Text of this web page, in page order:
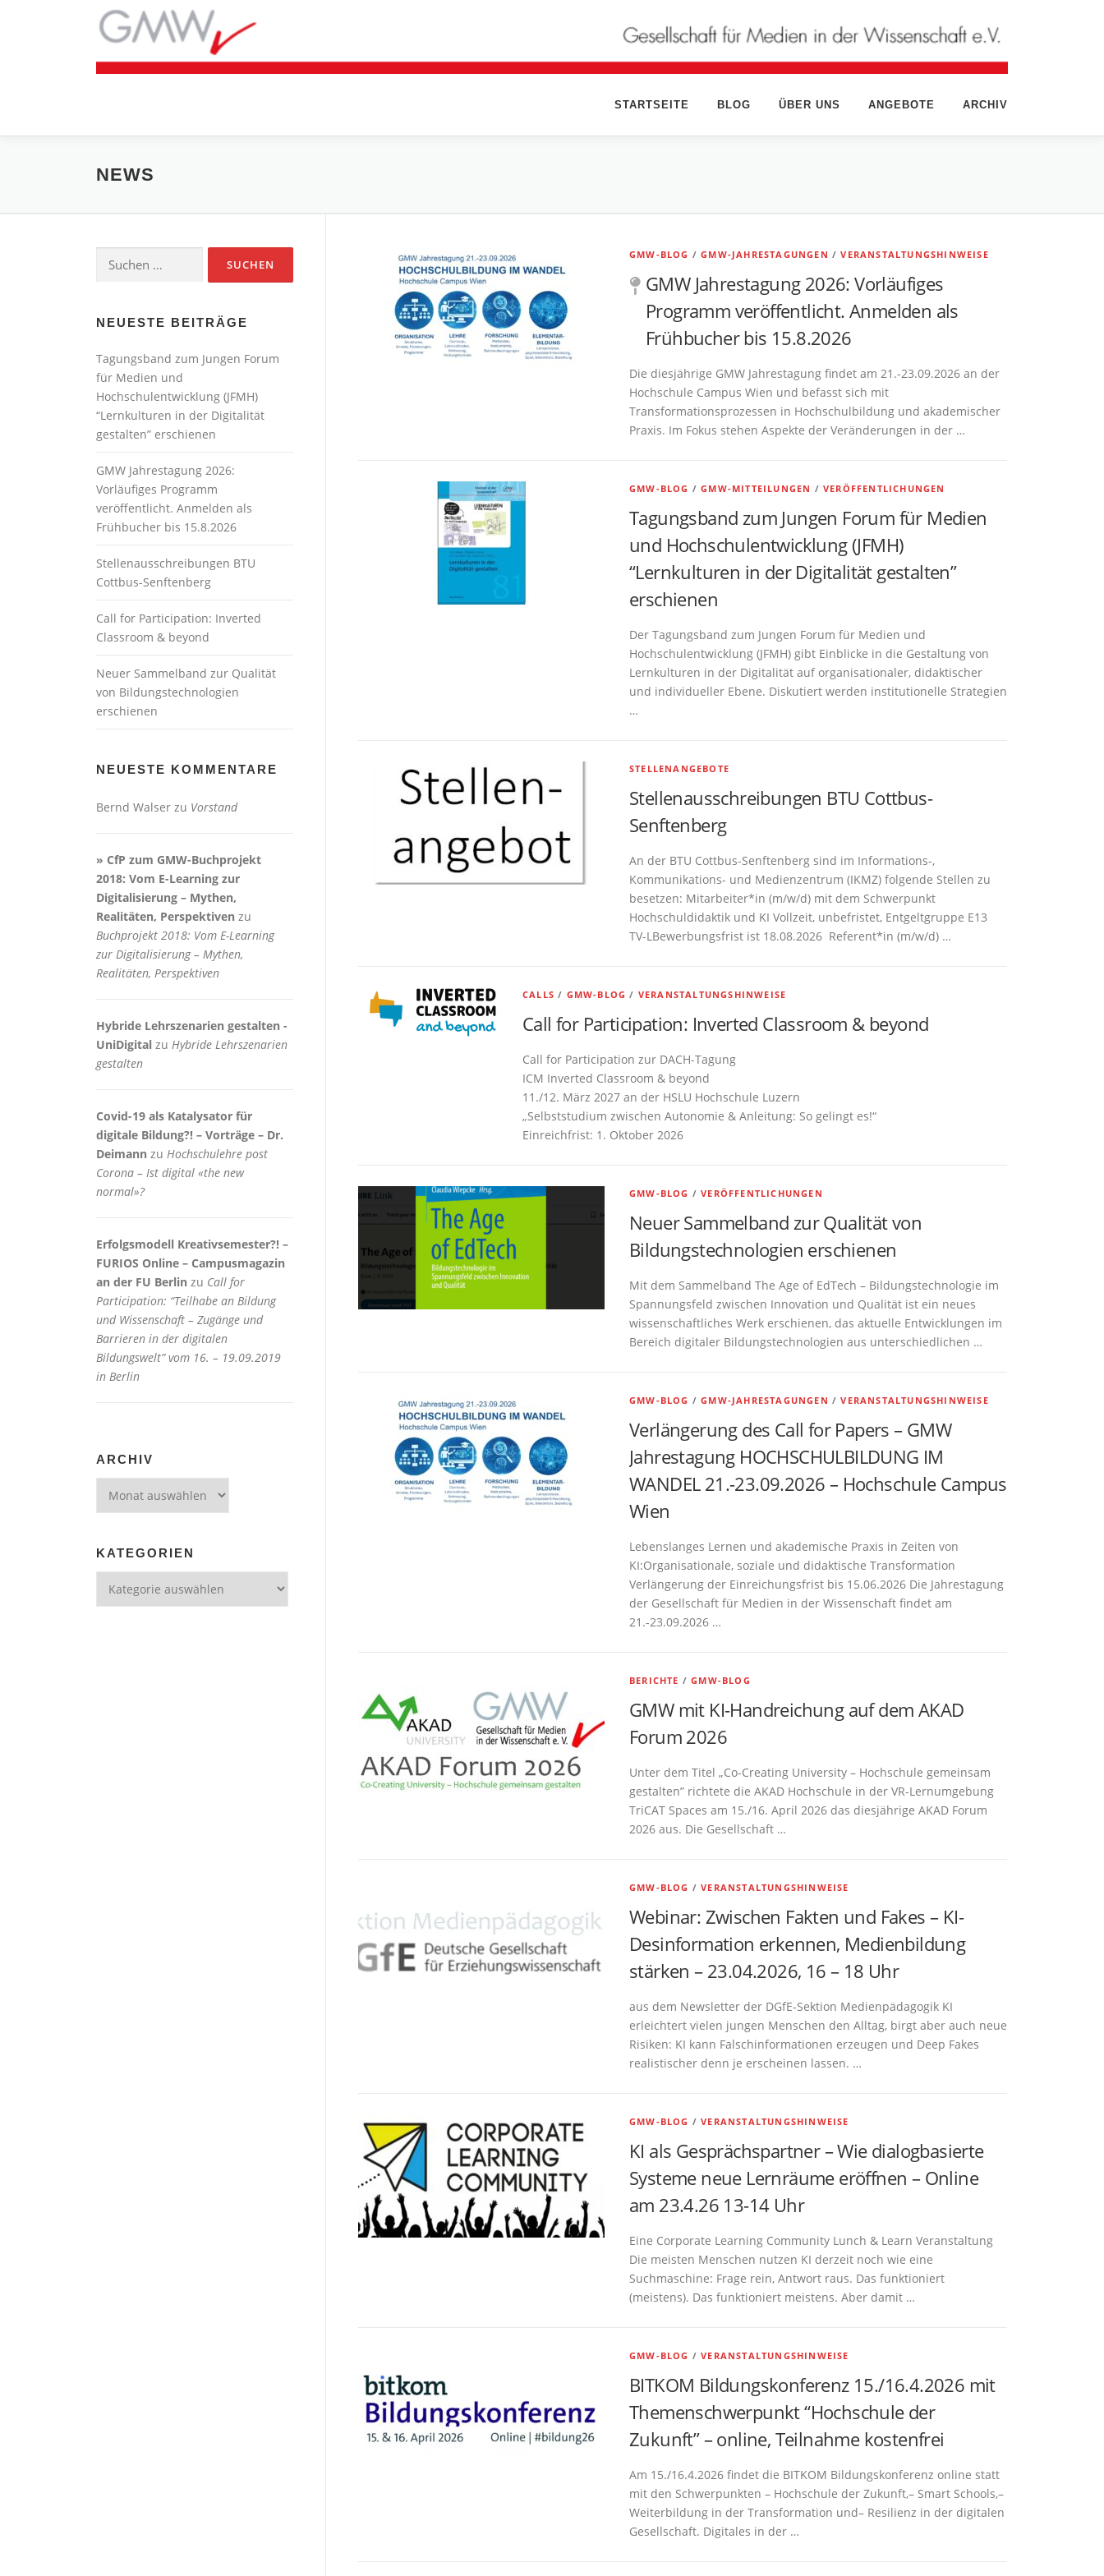
STARTSEITE BLOG ÜBER UNS ANGEBOTE ARCHIV
NEWS
GMW-BLOG /GMW-JAHRESTAGUNGEN /VERANSTALTUNGSHINWEISE
GMW Jahrestagung 2026: Vorläufiges
Programm veröffentlicht. Anmelden als
Frühbucher bis 15.8.2026
Die diesjährige GMW Jahrestagung findet am 21.-23.09.2026 an der
Hochschule Campus Wien und befasst sich mit
Transformationsprozessen in Hochschulbildung und akademischer
Praxis. Im Fokus stehen Aspekte der Veränderungen in der …
GMW-BLOG /GMW-MITTEILUNGEN /VERÖFFENTLICHUNGEN
Tagungsband zum Jungen Forum für Medien
und Hochschulentwicklung (JFMH)
“Lernkulturen in der Digitalität gestalten”
erschienen
Der Tagungsband zum Jungen Forum für Medien und
Hochschulentwicklung (JFMH) gibt Einblicke in die Gestaltung von
Lernkulturen in der Digitalität auf organisationaler, didaktischer
und individueller Ebene. Diskutiert werden institutionelle Strategien
…
STELLENANGEBOTE
Stellenausschreibungen BTU Cottbus-
Senftenberg
An der BTU Cottbus-Senftenberg sind im Informations-,
Kommunikations- und Medienzentrum (IKMZ) folgende Stellen zu
besetzen: Mitarbeiter*in (m/w/d) mit dem Schwerpunkt
Hochschuldidaktik und KI Vollzeit, unbefristet, Entgeltgruppe E13
TV-LBewerbungsfrist ist 18.08.2026 Referent*in (m/w/d) …
CALLS / GMW-BLOG / VERANSTALTUNGSHINWEISE
Call for Participation: Inverted Classroom & beyond
Call for Participation zur DACH-Tagung
ICM Inverted Classroom & beyond
11./12. März 2027 an der HSLU Hochschule Luzern
„Selbststudium zwischen Autonomie & Anleitung: So gelingt es!“
Einreichfrist: 1. Oktober 2026
GMW-BLOG /VERÖFFENTLICHUNGEN
Neuer Sammelband zur Qualität von
Bildungstechnologien erschienen
Mit dem Sammelband The Age of EdTech – Bildungstechnologie im
Spannungsfeld zwischen Innovation und Qualität ist ein neues
wissenschaftliches Werk erschienen, das aktuelle Entwicklungen im
Bereich digitaler Bildungstechnologien aus unterschiedlichen …
GMW-BLOG /GMW-JAHRESTAGUNGEN /VERANSTALTUNGSHINWEISE
Verlängerung des Call for Papers – GMW
Jahrestagung HOCHSCHULBILDUNG IM
WANDEL 21.-23.09.2026 – Hochschule Campus
Wien
Lebenslanges Lernen und akademische Praxis in Zeiten von
KI:Organisationale, soziale und didaktische Transformation
Verlängerung der Einreichungsfrist bis 15.06.2026 Die Jahrestagung
der Gesellschaft für Medien in der Wissenschaft findet am
21.-23.09.2026 …
BERICHTE /GMW-BLOG
GMW mit KI-Handreichung auf dem AKAD
Forum 2026
Unter dem Titel „Co-Creating University – Hochschule gemeinsam
gestalten” richtete die AKAD Hochschule in der VR-Lernumgebung
TriCAT Spaces am 15./16. April 2026 das diesjährige AKAD Forum
2026 aus. Die Gesellschaft …
GMW-BLOG /VERANSTALTUNGSHINWEISE
Webinar: Zwischen Fakten und Fakes – KI-
Desinformation erkennen, Medienbildung
stärken – 23.04.2026, 16 – 18 Uhr
aus dem Newsletter der DGfE-Sektion Medienpädagogik KI
erleichtert vielen jungen Menschen den Alltag, birgt aber auch neue
Risiken: KI kann Falschinformationen erzeugen und Deep Fakes
realistischer denn je erscheinen lassen. …
GMW-BLOG /VERANSTALTUNGSHINWEISE
KI als Gesprächspartner – Wie dialogbasierte
Systeme neue Lernräume eröffnen – Online
am 23.4.26 13-14 Uhr
Eine Corporate Learning Community Lunch & Learn Veranstaltung
Die meisten Menschen nutzen KI derzeit noch wie eine
Suchmaschine: Frage rein, Antwort raus. Das funktioniert
(meistens). Das funktioniert meistens. Aber damit …
GMW-BLOG /VERANSTALTUNGSHINWEISE
BITKOM Bildungskonferenz 15./16.4.2026 mit
Themenschwerpunkt “Hochschule der
Zukunft” – online, Teilnahme kostenfrei
Am 15./16.4.2026 findet die BITKOM Bildungskonferenz online statt
mit den Schwerpunkten – Hochschule der Zukunft,– Smart Schools,–
Weiterbildung in der Transformation und– Resilienz in der digitalen
Gesellschaft. Digitales in der …
nach:
NEUESTE BEITRÄGE
Tagungsband zum Jungen Forum
für Medien und
Hochschulentwicklung (JFMH)
“Lernkulturen in der Digitalität
gestalten” erschienen
GMW Jahrestagung 2026:
Vorläufiges Programm
veröffentlicht. Anmelden als
Frühbucher bis 15.8.2026
Stellenausschreibungen BTU
Cottbus-Senftenberg
Call for Participation: Inverted
Classroom & beyond
Neuer Sammelband zur Qualität
von Bildungstechnologien
erschienen
NEUESTE KOMMENTARE
Bernd Walser zu Vorstand
» CfP zum GMW-Buchprojekt
2018: Vom E-Learning zur
Digitalisierung – Mythen,
Realitäten, Perspektiven zu
Buchprojekt 2018: Vom E-Learning
zur Digitalisierung – Mythen,
Realitäten, Perspektiven
Hybride Lehrszenarien gestalten -
UniDigital zu Hybride Lehrszenarien
gestalten
Covid-19 als Katalysator für
digitale Bildung?! – Vorträge – Dr.
Deimann zu Hochschulehre post
Corona – Ist digital «the new
normal»?
Erfolgsmodell Kreativsemester?! –
FURIOS Online – Campusmagazin
an der FU Berlin zu Call for
Participation: “Teilhabe an Bildung
und Wissenschaft – Zugänge und
Barrieren in der digitalen
Bildungswelt” vom 16. – 19.09.2019
in Berlin
ARCHIV
KATEGORIEN